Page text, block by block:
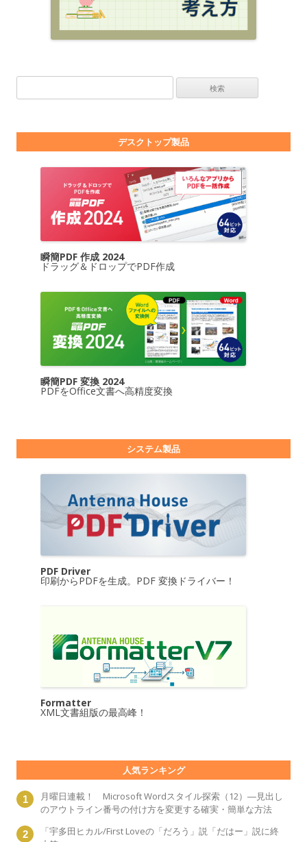
デスクトップ製品
瞬簡PDF 作成 2024
ドラッグ＆ドロップでPDF作成
瞬簡PDF 変換 2024
PDFをOffice文書へ高精度変換
システム製品
PDF Driver
印刷からPDFを生成。PDF 変換ドライバー！
Formatter
XML文書組版の最高峰！
人気ランキング
月曜日連載！ Microsoft Wordスタイル探索（12）―見出し
のアウトライン番号の付け方を変更する確実・簡単な方法
「宇多田ヒカル/First Loveの「だろう」説「だはー」説に終